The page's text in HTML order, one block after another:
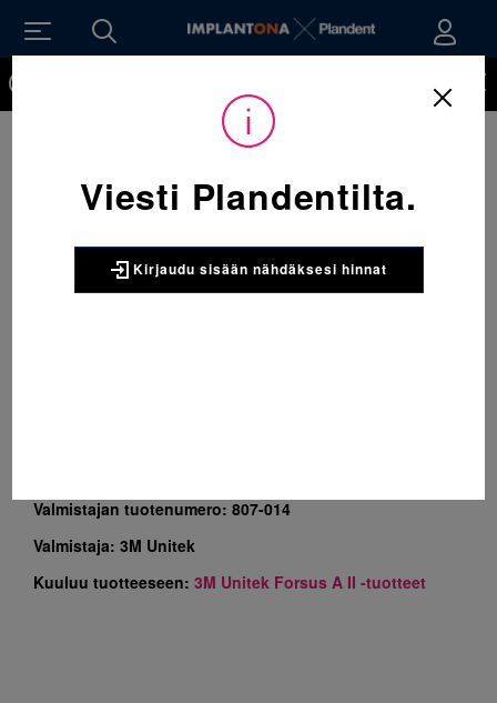
Oikominen / Muut oikomishoidon tarvikkeet
807-014 Push Rod mitta Forsus kojeisiin 1 x 5 kpl
3M UNITEK
807-014 Push Rod mitta Forsus
kojeisiin 1 x 5 kpl
Valmistajan tuotenumero: 807-014
Valmistaja: 3M Unitek
Kuuluu tuotteeseen: 3M Unitek Forsus A II -tuotteet
Viesti Plandentilta.
Kirjaudu sisään nähdäksesi hinnat